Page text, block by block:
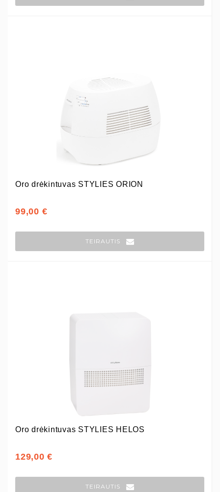
Oro drėkintuvas STYLIES ORION
99,00 €
TEIRAUTIS
Oro drėkintuvas STYLIES HELOS
129,00 €
TEIRAUTIS